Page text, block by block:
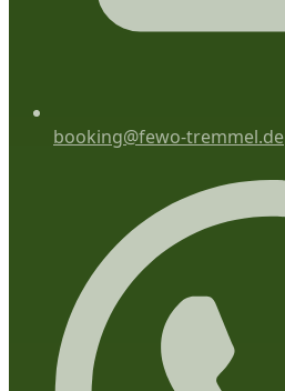
booking@fewo-tremmel.de